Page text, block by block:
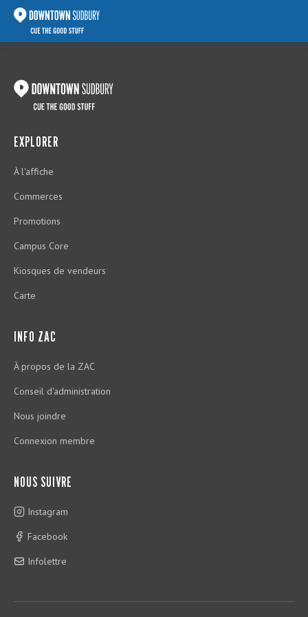
EXPLORER
À l'affiche
Commerces
Promotions
Campus Core
Kiosques de vendeurs
Carte
INFO ZAC
À propos de la ZAC
Conseil d'administration
Nous joindre
Connexion membre
NOUS SUIVRE
Instagram
Facebook
Infolettre